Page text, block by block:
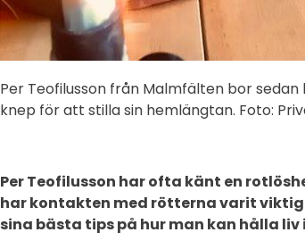
Per Teofilusson från Malmfälten bor
knep för att stilla sin hemlängtan. Foto:
Per Teofilusson har ofta känt en
har kontakten med rötterna varit
sina bästa tips på hur man kan hålla